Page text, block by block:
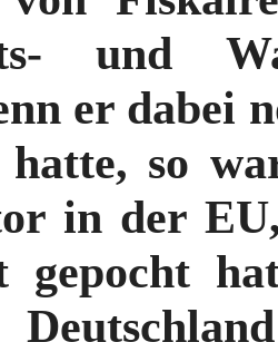
und
er dabei
hatte, so
in der
gepocht